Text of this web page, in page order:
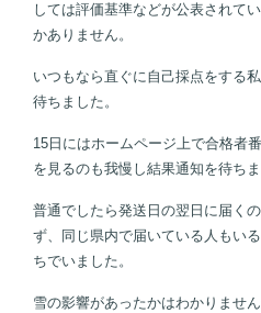
しては評価基準などが公表されて
かありません。
いつもなら直ぐに自己採点をする
待ちました。
15日にはホームページ上で合格者
を見るのも我慢し結果通知を待ちま
普通でしたら発送日の翌日に届く
ず、同じ県内で届いている人もい
ちでいました。
雪の影響があったかはわかりませ